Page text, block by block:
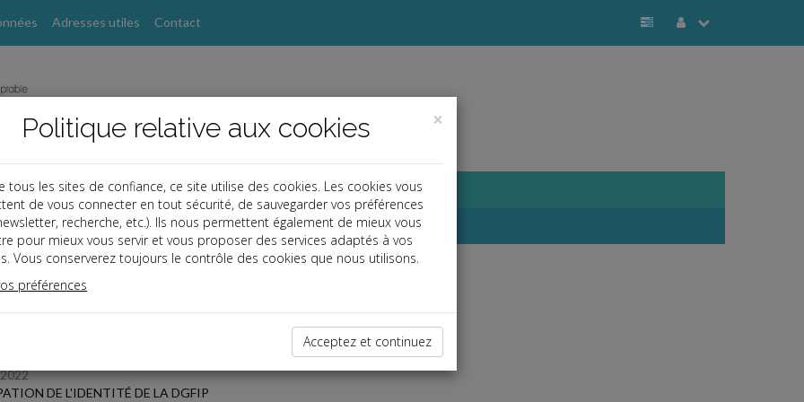
Adresses utiles Contact
dernières dépêches
DE L'IDENTITÉ DE LA DGFIP
×
Politique relative aux cookies
tous les sites de confiance, ce site utilise des cookies. Les cookies vous
de vous connecter en tout sécurité, de sauvegarder vos préférences
recherche, etc.). Ils nous permettent également de mieux vous
pour mieux vous servir et vous proposer des services adaptés à vos
Vous conserverez toujours le contrôle des cookies que nous utilisons.
préférences
Acceptez et continuez